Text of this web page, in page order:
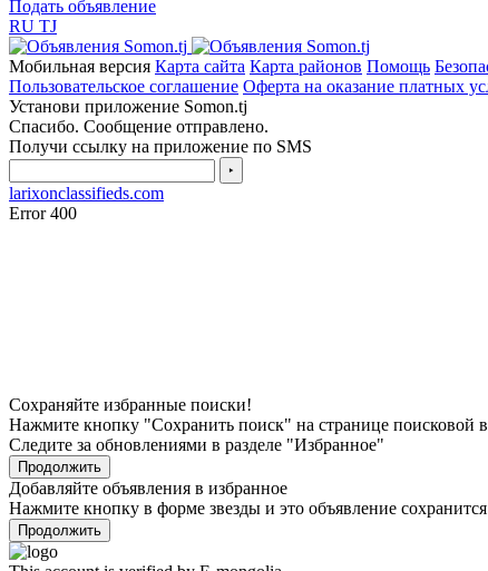
Подать объявление
RU TJ
Мобильная версия Карта сайта Карта районов Помощь
Пользовательское соглашение Оферта на оказание платных
Установи приложение Somon.tj
Спасибо. Сообщение отправлено.
Получи ссылку на приложение по SMS
‣
larixonclassifieds.com
Error 400
Сохраняйте избранные поиски!
Нажмите кнопку "Сохранить поиск" на странице поисковой
Следите за обновлениями в разделе "Избранное"
Продолжить
Добавляйте объявления в избранное
Нажмите кнопку в форме звезды и это объявление
Продолжить